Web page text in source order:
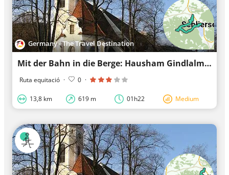
Germany - The Travel Destination
Mit der Bahn in die Berge: Hausham Gindlalm-Runde bis Schliersee
Ruta equitació · 0 ·
13,8 km 619 m 01h22 Medium